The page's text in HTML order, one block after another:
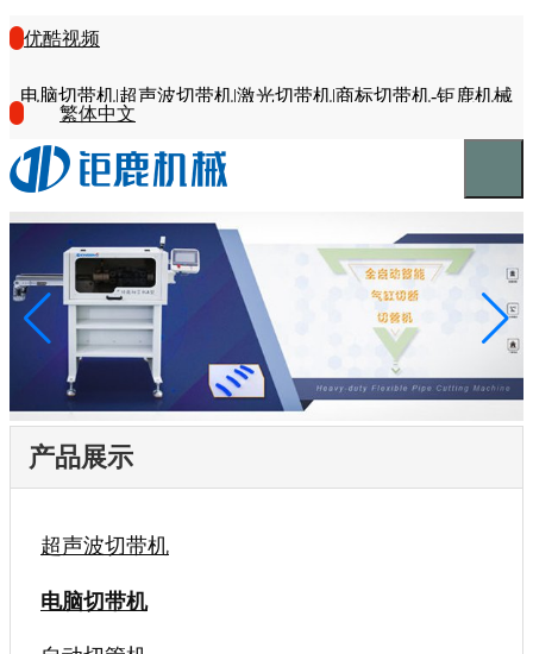
优酷视频
电脑切带机|超声波切带机|激光切带机|商标切带机-钜鹿机械
繁体中文
产品展示
超声波切带机
电脑切带机